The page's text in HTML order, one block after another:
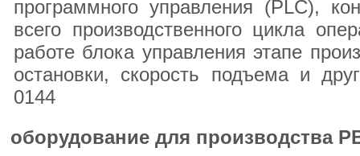
программного управления (PLC),
всего производственного цикла
работе блока управления этапе
остановки, скорость подъема и
0144
оборудование для производства